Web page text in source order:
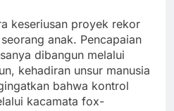
keseriusan proyek rekor
anak. Pencapaian
dibangun melalui
kehadiran unsur manusia
bahwa kontrol
kacamata fox-